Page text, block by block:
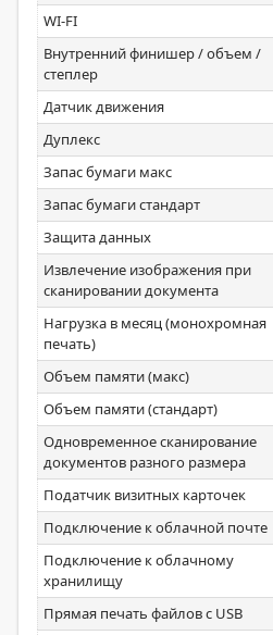
WI-FI
Внутренний финишер / объем /
степлер
Датчик движения
Дуплекс
Запас бумаги макс
Запас бумаги стандарт
Защита данных
Извлечение изображения при
сканировании документа
Нагрузка в месяц (монохромная
печать)
Объем памяти (макс)
Объем памяти (стандарт)
Одновременное сканирование
документов разного размера
Податчик визитных карточек
Подключение к облачной почте
Подключение к облачному
хранилищу
Прямая печать файлов с USB